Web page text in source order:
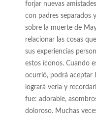
forjar nuevas
con padres separados
sobre la muerte de
relacionar las cosas
sus experiencias
estos íconos. Cuando
ocurrió, podrá aceptar
logrará verla y
fue: adorable,
doloroso. Muchas